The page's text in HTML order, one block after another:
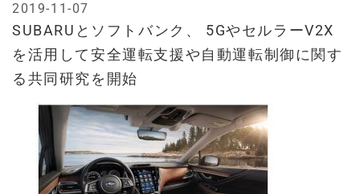
SUBARUとソフトバンク、 5GやセルラーV2X
を活用して安全運転支援や自動運転制御に関す
る共同研究を開始
2019-11-07